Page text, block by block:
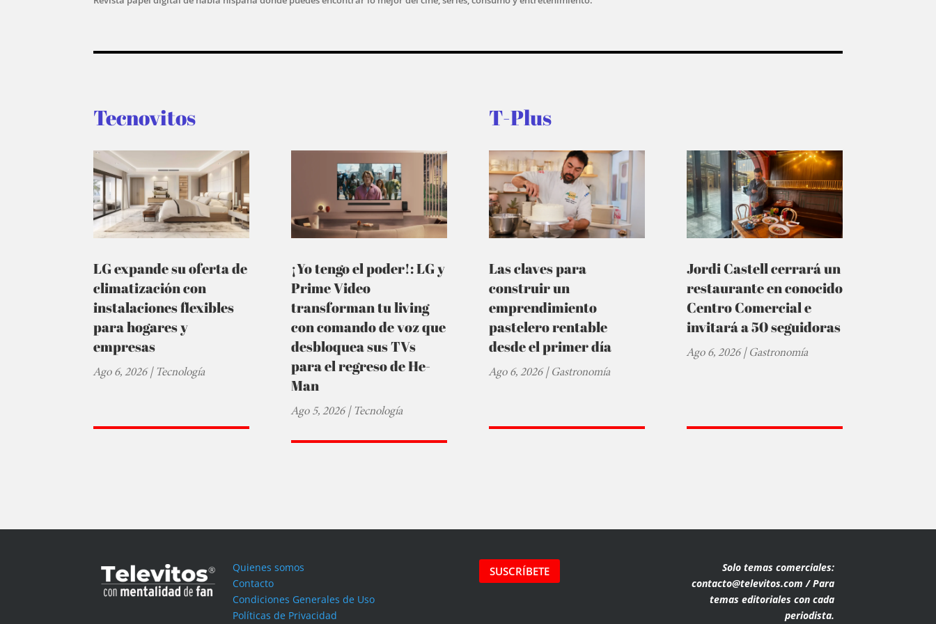
Tecnovitos
LG expande su oferta de
climatización con
instalaciones flexibles
para hogares y
empresas
Ago 6, 2026|Tecnología
¡Yo tengo el poder!: LG y
Prime Video
transforman tu living
con comando de voz que
desbloquea sus TVs
para el regreso de He-
Man
Ago 5, 2026|Tecnología
T-Plus
Las claves para
construir un
emprendimiento
pastelero rentable
desde el primer día
Ago 6, 2026|Gastronomía
Jordi Castell cerrará un
restaurante en conocido
Centro Comercial e
invitará a 50 seguidoras
Ago 6, 2026|Gastronomía
Quienes somos
Contacto
Condiciones Generales de Uso
Políticas de Privacidad
SUSCRÍBETE
Solo temas comerciales:
contacto@televitos.com / Para
temas editoriales con cada
periodista.